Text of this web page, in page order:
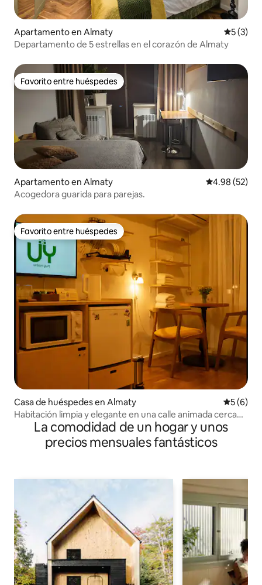
Apartamento en Almaty
5 (3)
Departamento de 5 estrellas en el corazón de Almaty
Favorito entre huéspedes
Favorito entre huéspedes
Apartamento en Almaty Calificación
4.98 (52)
Acogedora guarida para parejas.
Favorito entre huéspedes
Favorito entre huéspedes
Casa de huéspedes en Almaty
5 (6)
Habitación limpia y elegante en una calle animada cerca
de ArbatLa comodidad de un hogar y unos
precios mensuales fantásticos